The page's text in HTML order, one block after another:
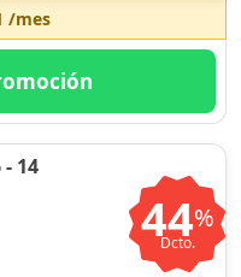
/mes
- 14
44%
Dcto.